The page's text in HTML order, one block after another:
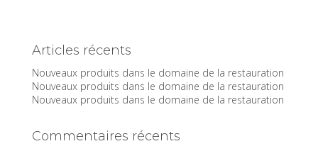
Articles récents
Nouveaux produits dans le domaine de la restauration
Nouveaux produits dans le domaine de la restauration
Nouveaux produits dans le domaine de la restauration
Commentaires récents